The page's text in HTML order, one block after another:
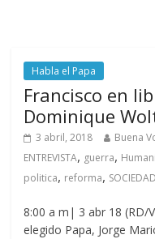
Habla el Papa
Francisco en
Dominique
3 abril, 2018 Buena
ENTREVISTA, guerra,
politica, reforma, SOCIEDAD
8:00 a m| 3 abr 18 (RD/
elegido Papa, Jorge